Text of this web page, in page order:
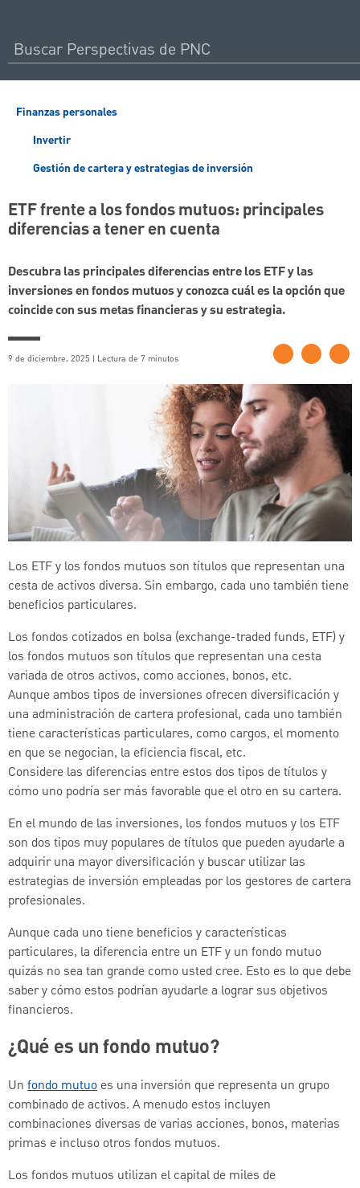
Finanzas personales
Invertir
Gestión de cartera y estrategias de inversión
ETF frente a los fondos mutuos: principales
diferencias a tener en cuenta
Descubra las principales diferencias entre los ETF y las
inversiones en fondos mutuos y conozca cuál es la opción que
coincide con sus metas financieras y su estrategia.
9 de diciembre, 2025 | Lectura de 7 minutos
Los ETF y los fondos mutuos son títulos que representan una
cesta de activos diversa. Sin embargo, cada uno también tiene
beneficios particulares.
Los fondos cotizados en bolsa (exchange-traded funds, ETF) y
los fondos mutuos son títulos que representan una cesta
variada de otros activos, como acciones, bonos, etc.
Aunque ambos tipos de inversiones ofrecen diversificación y
una administración de cartera profesional, cada uno también
tiene características particulares, como cargos, el momento
en que se negocian, la eficiencia fiscal, etc.
Considere las diferencias entre estos dos tipos de títulos y
cómo uno podría ser más favorable que el otro en su cartera.
En el mundo de las inversiones, los fondos mutuos y los ETF
son dos tipos muy populares de títulos que pueden ayudarle a
adquirir una mayor diversificación y buscar utilizar las
estrategias de inversión empleadas por los gestores de cartera
profesionales.
Aunque cada uno tiene beneficios y características
particulares, la diferencia entre un ETF y un fondo mutuo
quizás no sea tan grande como usted cree. Esto es lo que debe
saber y cómo estos podrían ayudarle a lograr sus objetivos
financieros.
¿Qué es un fondo mutuo?
Un fondo mutuoes una inversión que representa un grupo
combinado de activos. A menudo estos incluyen
combinaciones diversas de varias acciones, bonos, materias
primas e incluso otros fondos mutuos.
Los fondos mutuos utilizan el capital de miles de